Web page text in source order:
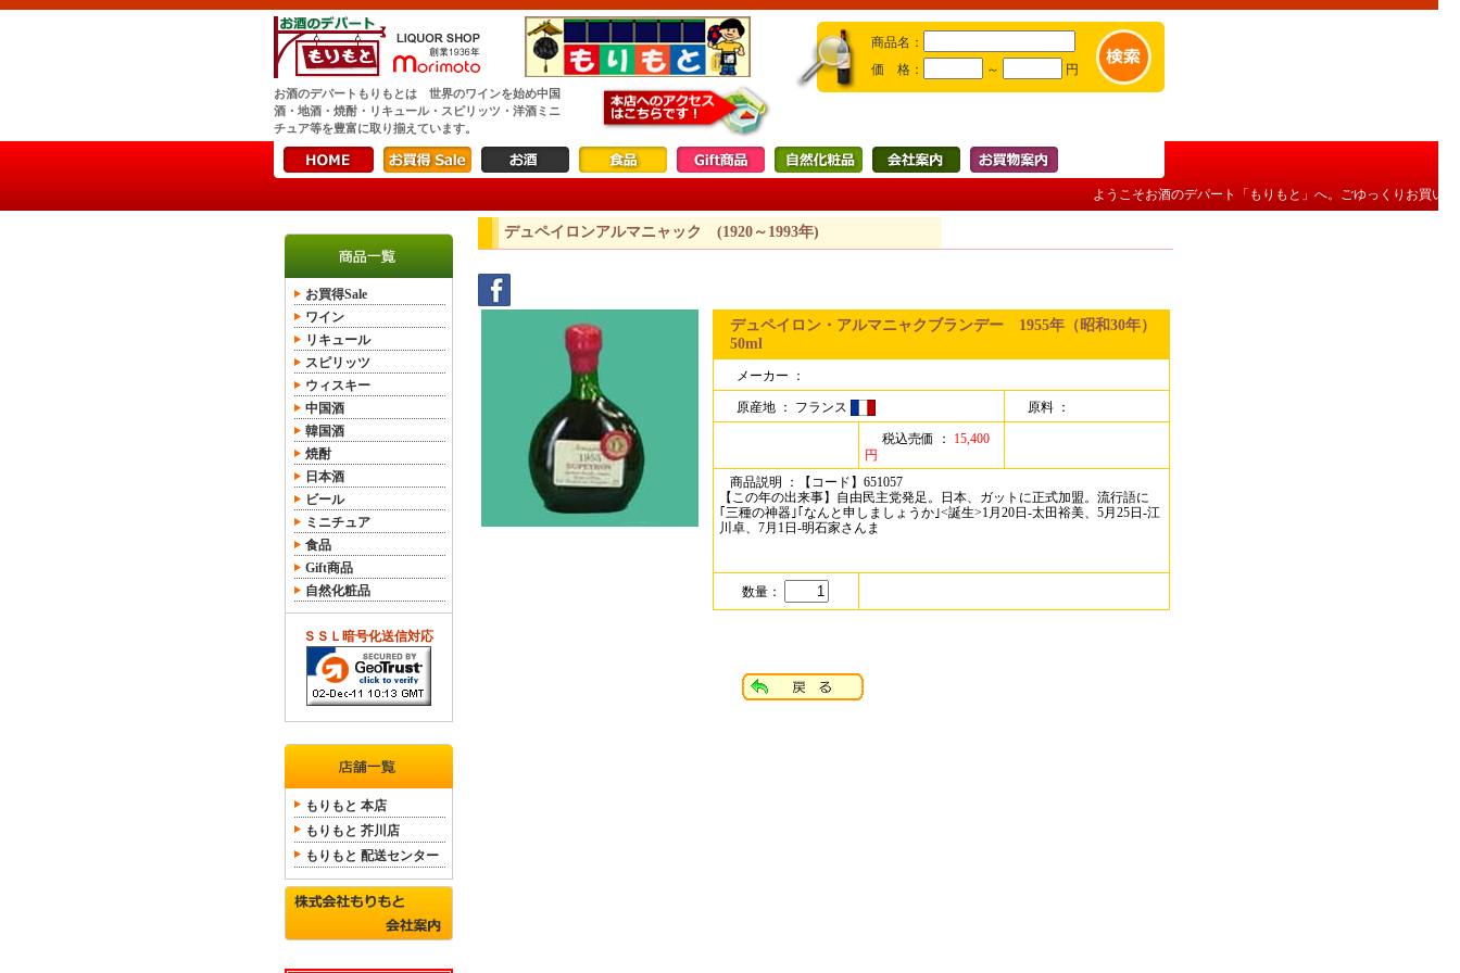
お酒のデパートもりもとは 世界のワインを始め中国
酒・地酒・焼酎・リキュール・スピリッツ・洋酒ミニ
チュア等を豊富に取り揃えています。
商品名：
価 格：
～ 円
ようこそお酒のデパート「もりもと」へ。ごゆっくりお買い物
お買得Sale
ワイン
リキュール
スピリッツ
ウィスキー
中国酒
韓国酒
焼酎
日本酒
ビール
ミニチュア
食品
Gift商品
自然化粧品
ＳＳＬ暗号化送信対応
もりもと 本店
もりもと 芥川店
もりもと 配送センター
デュペイロンアルマニャック (1920～1993年)
デュペイロン・アルマニャクブランデー 1955年（昭和30年）
50ml
メーカー ：
原産地 ： フランス 原料 ：
税込売価 ：
15,400
円
商品説明 ：
【コード】651057
【この年の出来事】自由民主党発足。日本、ガットに正式加盟。流行語に
｢三種の神器｣｢なんと申しましょうか｣<誕生>1月20日-太田裕美、5月25日-江
川卓、7月1日-明石家さんま
数量：